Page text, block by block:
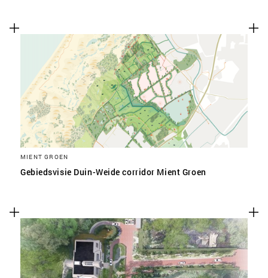
MIENT GROEN
Gebiedsvisie Duin-Weide corridor Mient Groen